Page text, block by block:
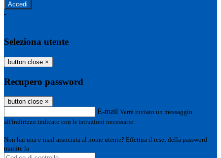
-
Seleziona utente
button close ×
Recupero password
button close ×
E-mail Verrà inviato un messaggio
all'indirizzo indicato con le istruzioni necessarie.
Non hai una e-mail associata al nome utente? Effettua il reset della password
tramite la